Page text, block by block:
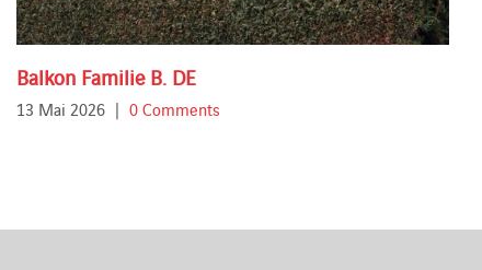
Balkon Familie B. DE
13 Mai 2026 | 0 Comments